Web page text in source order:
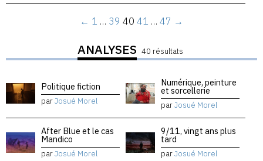
← 1 … 39 40 41 … 47 →
ANALYSES 40 résultats
Politique fiction
parJosué Morel
Numérique, peinture
et sorcellerie
parJosué Morel
After Blue et le cas
Mandico
parJosué Morel
9/11, vingt ans plus
tard
parJosué Morel